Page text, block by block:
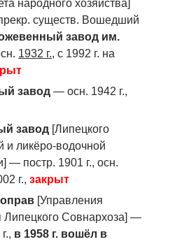
народного хозяйства]
существ. Вошедший
завод им.
1932 г., с 1992 г. на
завод — осн. 1942 г.,
завод [Липецкого
и ликёро-водочной
— постр. 1901 г., осн.
г., закрыт
[Управления
Липецкого Совнархоза] —
в 1958 г. вошёл в